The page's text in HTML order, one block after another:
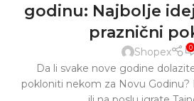
godinu: Najbolje
praznični
Shopex 0
Da li svake nove godine
pokloniti nekom za Novu Godinu?